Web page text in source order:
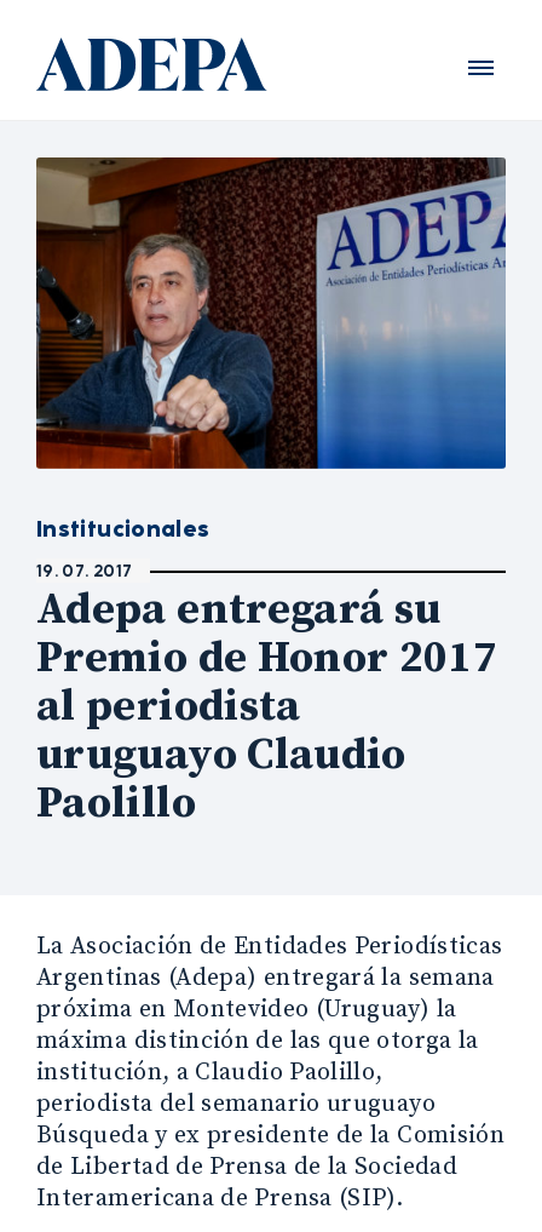
Institucionales
19. 07. 2017
Adepa entregará su
Premio de Honor 2017
al periodista
uruguayo Claudio
Paolillo
La Asociación de Entidades Periodísticas
Argentinas (Adepa) entregará la semana
próxima en Montevideo (Uruguay) la
máxima distinción de las que otorga la
institución, a Claudio Paolillo,
periodista del semanario uruguayo
Búsqueda y ex presidente de la Comisión
de Libertad de Prensa de la Sociedad
Interamericana de Prensa (SIP).